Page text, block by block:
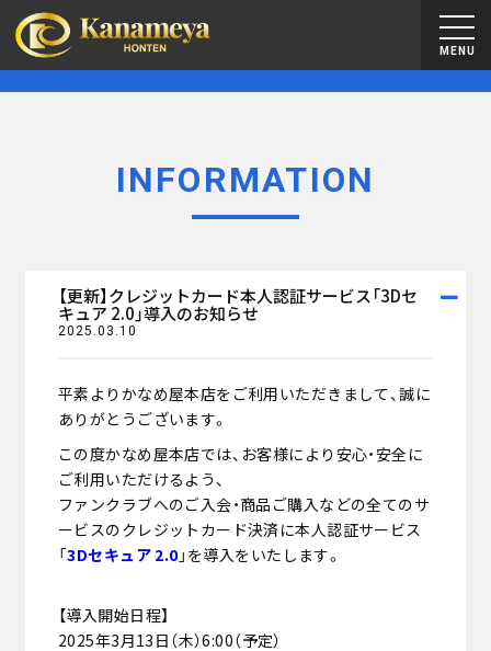
MENU
INFORMATION
【更新】クレジットカード本人認証サービス「3Dセ
キュア 2.0」導入のお知らせ
2025.03.10
平素よりかなめ屋本店をご利用いただきまして、誠に
ありがとうございます。
この度かなめ屋本店では、お客様により安心・安全に
ご利用いただけるよう、
ファンクラブへのご入会・商品ご購入などの全てのサ
ービスのクレジットカード決済に本人認証サービス
「3Dセキュア 2.0 」を導入をいたします。
【導入開始日程】
2025年3月13日（木）6:00（予定）